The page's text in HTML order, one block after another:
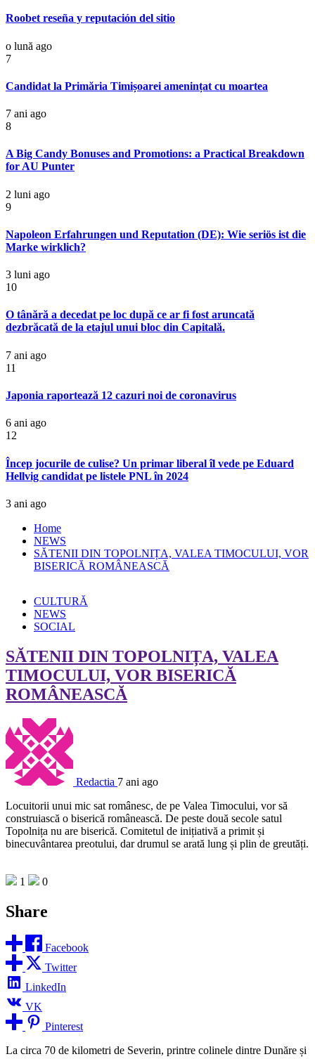
Roobet reseña y reputación del sitio
o lună ago
7
Candidat la Primăria Timișoarei amenințat cu moartea
7 ani ago
8
A Big Candy Bonuses and Promotions: a Practical Breakdown
for AU Punter
2 luni ago
9
Napoleon Erfahrungen und Reputation (DE): Wie seriös ist die
Marke wirklich?
3 luni ago
10
O tânără a decedat pe loc după ce ar fi fost aruncată
dezbrăcată de la etajul unui bloc din Capitală.
7 ani ago
11
Japonia raportează 12 cazuri noi de coronavirus
6 ani ago
12
Încep jocurile de culise? Un primar liberal îl vede pe Eduard
Hellvig candidat pe listele PNL în 2024
3 ani ago
Home
NEWS
SĂTENII DIN TOPOLNIȚA, VALEA TIMOCULUI, VOR
BISERICĂ ROMÂNEASCĂ
CULTURĂ
NEWS
SOCIAL
SĂTENII DIN TOPOLNIȚA, VALEA
TIMOCULUI, VOR BISERICĂ
ROMÂNEASCĂ
Redactia 7 ani ago
Locuitorii unui mic sat românesc, de pe Valea Timocului, vor să
construiască o biserică românească. De peste două secole satul
Topolnița nu are biserică. Comitetul de inițiativă a primit și
binecuvântarea preotului, dar drumul se arată lung și plin de greutăți.
1 0
Share
Facebook
Twitter
LinkedIn
VK
Pinterest
La circa 70 de kilometri de Severin, printre colinele dintre Dunăre și